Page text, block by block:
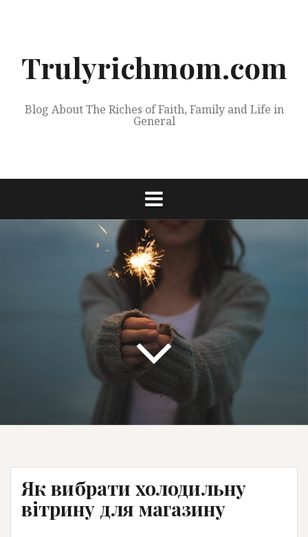
Trulyrichmom.com
Blog About The Riches of Faith, Family and Life in
General
Як вибрати холодильну
вітрину для магазину